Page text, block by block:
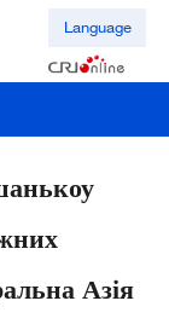
Language
Азія